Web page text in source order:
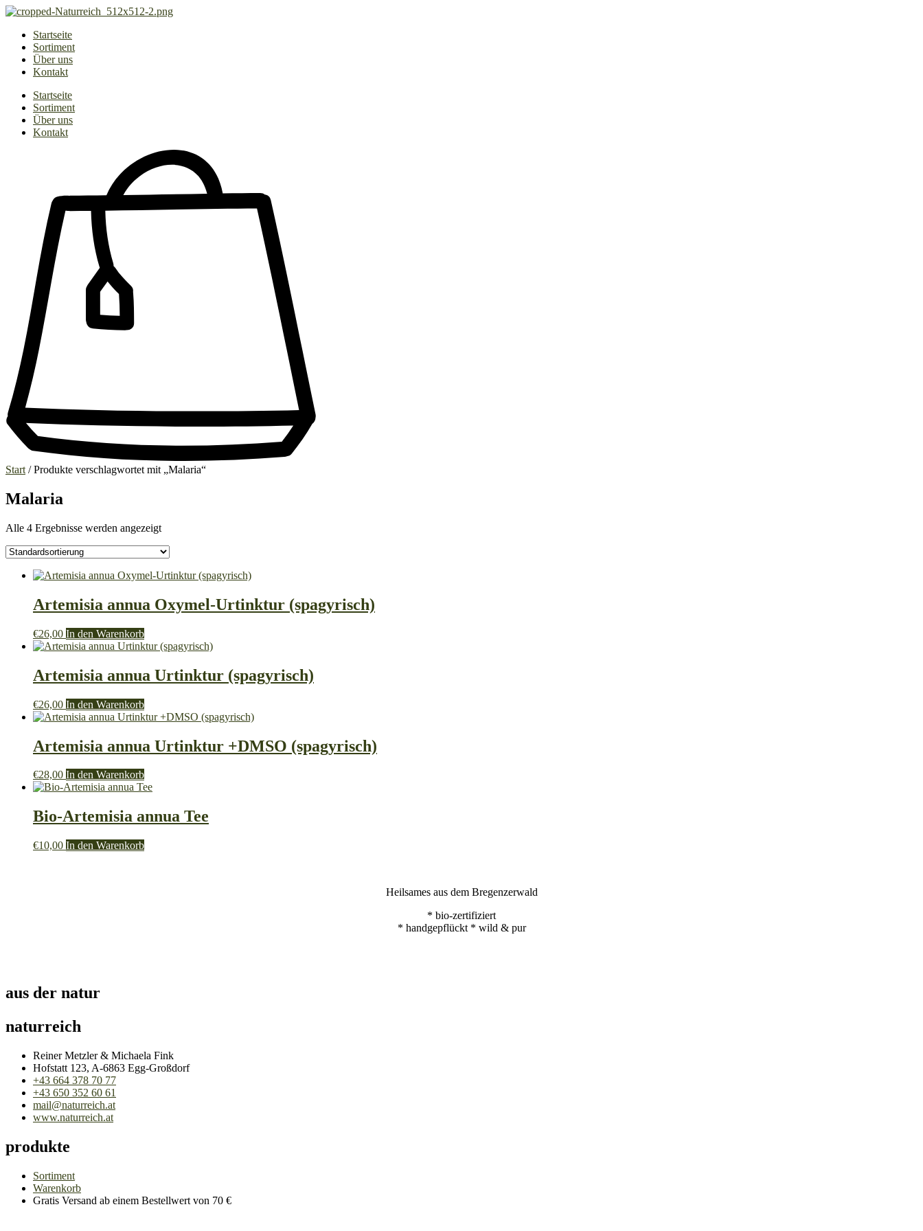
Zum
springenStartseite
Sortiment
Über uns
Kontakt
Startseite
Sortiment
Über uns
Kontakt
Start / Produkte verschlagwortet mit „Malaria“
Malaria
Alle 4 Ergebnisse werden angezeigt
Artemisia annua Oxymel-Urtinktur (spagyrisch)
€26,00 In den Warenkorb
Artemisia annua Urtinktur (spagyrisch)
€26,00 In den Warenkorb
Artemisia annua Urtinktur +DMSO (spagyrisch)
€28,00 In den Warenkorb
Bio-Artemisia annua Tee
€10,00 In den Warenkorb
Heilsames aus dem Bregenzerwald
* bio-zertifiziert
* handgepflückt * wild & pur
aus der natur
naturreich
Reiner Metzler & Michaela Fink
Hofstatt 123, A-6863 Egg-Großdorf
+43 664 378 70 77
+43 650 352 60 61
mail@naturreich.at
www.naturreich.at
produkte
Sortiment
Warenkorb
Gratis Versand ab einem Bestellwert von 70 €